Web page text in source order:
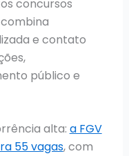
concursos
e contato
público e
alta: a FGV
55 vagas, com